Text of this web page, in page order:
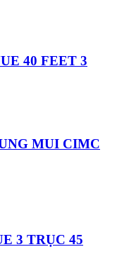
40 FEET 3
MUI CIMC
3 TRỤC 45